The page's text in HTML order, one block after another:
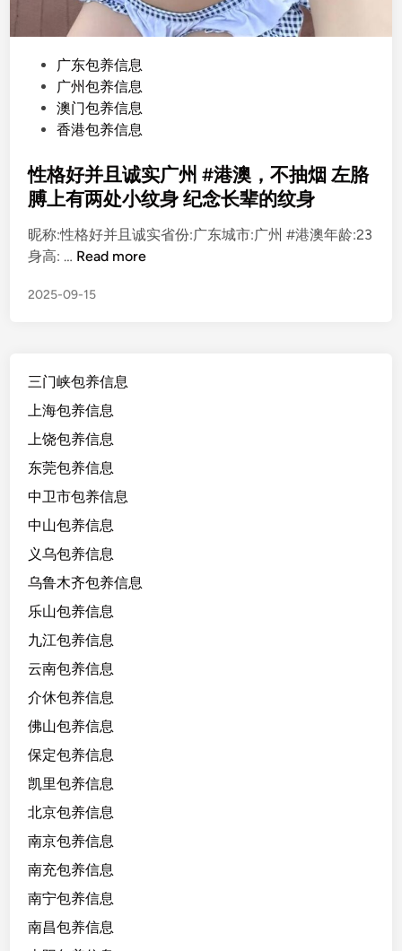
d
i
广东包养信息
广州包养信息
澳门包养信息
香港包养信息
性格好并且诚实广州 #港澳，不抽烟 左胳
膊上有两处小纹身 纪念长辈的纹身
昵称:性格好并且诚实省份:广东城市:广州 #港澳年龄:23
身高: … 性
好
实
广
州
#
港
澳
，
不
抽
烟
左
胳
膊
上
有
两
处
小
纹
身
纪
念
长
辈
的
纹
身
Read more
2025-09-15
三门峡包养信息
上海包养信息
上饶包养信息
东莞包养信息
中卫市包养信息
中山包养信息
义乌包养信息
乌鲁木齐包养信息
乐山包养信息
九江包养信息
云南包养信息
介休包养信息
佛山包养信息
保定包养信息
凯里包养信息
北京包养信息
南京包养信息
南充包养信息
南宁包养信息
南昌包养信息